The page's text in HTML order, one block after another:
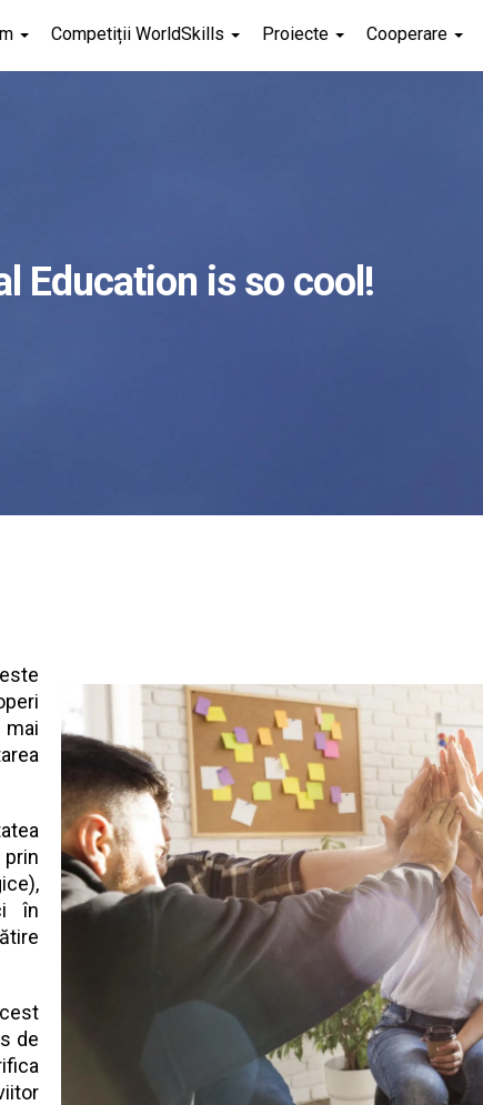
Competiții WorldSkills Proiecte Cooperare
Education is so cool!
în
de